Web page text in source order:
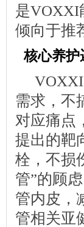
是VOXXI
倾向于推
核心养护
需求，不
对应痛点
提出的靶
栓，不损
管”的顾
管内皮，
管相关亚